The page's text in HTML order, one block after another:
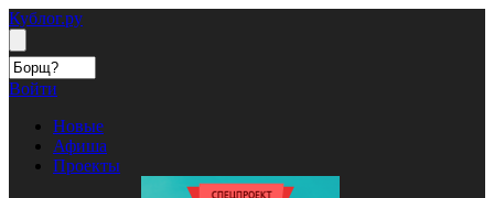
Кублог.ру
Войти
Новые
Афиша
Проекты